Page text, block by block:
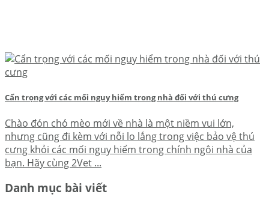
Cẩn trọng với các mối nguy hiểm trong nhà đối với thú cưng
Chào đón chó mèo mới về nhà là một niềm vui lớn,
nhưng cũng đi kèm với nỗi lo lắng trong việc bảo vệ thú
cưng khỏi các mối nguy hiểm trong chính ngôi nhà của
bạn. Hãy cùng 2Vet ...
Danh mục bài viết